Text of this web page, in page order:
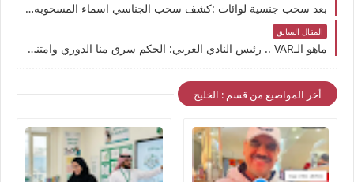
بعد سحب جنسية لوائات :كشف سحب الجناسي اسماء المسحوبه جنسياتهم بالكويت| اسماء الجناسي المسحوبه المادة الثامنة
المقال السابق
ماهو الـVAR .. رئيس النادي العربي: الحكم سرق منا الدوري وامتنع عن استخدام الـVAR
أخر المواضيع من قسم : الخليج